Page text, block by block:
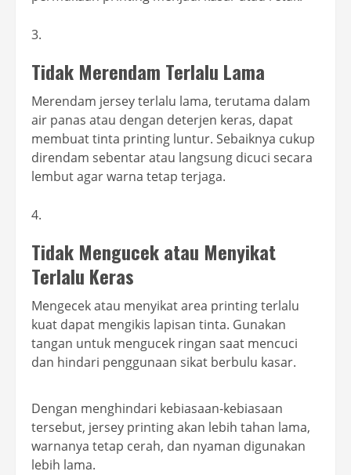
Tidak Merendam Terlalu Lama
Merendam jersey terlalu lama, terutama dalam
air panas atau dengan deterjen keras, dapat
membuat tinta printing luntur. Sebaiknya cukup
direndam sebentar atau langsung dicuci secara
lembut agar warna tetap terjaga.
Tidak Mengucek atau Menyikat
Terlalu Keras
Mengecek atau menyikat area printing terlalu
kuat dapat mengikis lapisan tinta. Gunakan
tangan untuk mengucek ringan saat mencuci
dan hindari penggunaan sikat berbulu kasar.
Dengan menghindari kebiasaan-kebiasaan
tersebut, jersey printing akan lebih tahan lama,
warnanya tetap cerah, dan nyaman digunakan
lebih lama.